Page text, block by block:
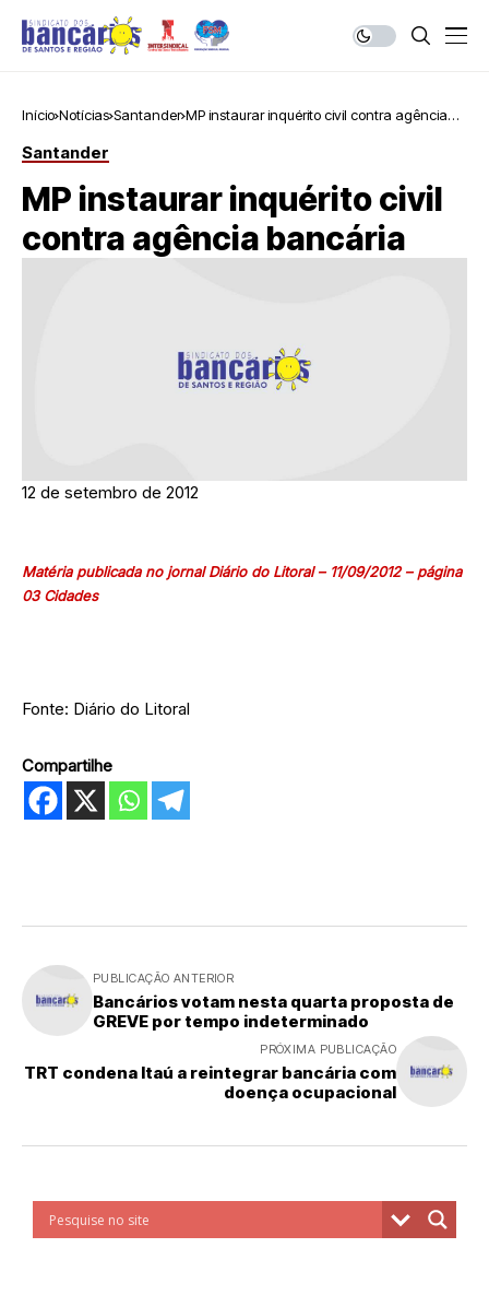
Início Notícias Santander MP instaurar inquérito civil contra agência
Santander
MP instaurar inquérito civil
contra agência bancária
12 de setembro de 2012
Matéria publicada no jornal Diário do Litoral – 11/09/2012 – página
03 Cidades
Fonte: Diário do Litoral
Compartilhe
PUBLICAÇÃO ANTERIOR
Bancários votam nesta quarta proposta de
GREVE por tempo indeterminado
PRÓXIMA PUBLICAÇÃO
TRT condena Itaú a reintegrar bancária com
doença ocupacional